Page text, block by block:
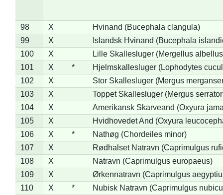
98 X
Hvinand (Bucephala clangula)
99
X
Islandsk Hvinand (Bucephala
100
X
Lille Skallesluger (Mergellus
101
X *
Hjelmskallesluger (Lophodytes
102
X
Stor Skallesluger (Mergus
103
X
Toppet Skallesluger (Mergus
104
X
Amerikansk Skarveand (Oxyura
105
X
Hvidhovedet And (Oxyura
106
X *
Nathøg (Chordeiles minor)
107
X
Rødhalset Natravn (Caprimulgus
108
X
Natravn (Caprimulgus europaeus)
109
X
Ørkennatravn (Caprimulgus
110
X *
Nubisk Natravn (Caprimulgus